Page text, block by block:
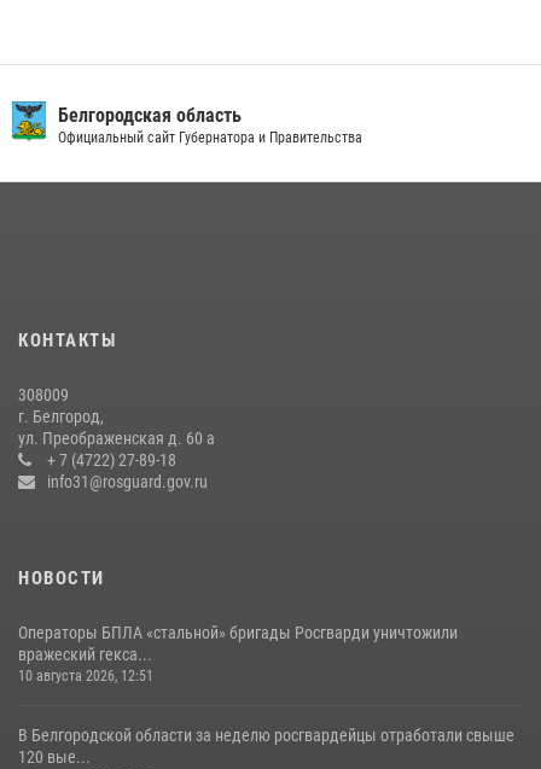
подготовке спецподразделения в эфире радио «России - Белгород»
22 июля 2026, 14:36
Росгвардейцы провели занятия с участницами военно-исторических
сборов «Армата» в Белгородской области
03 августа 2026, 10:12
Белгородская область
Официальный сайт Губернатора и Правительства
КОНТАКТЫ
308009
г. Белгород,
ул. Преображенская д. 60 а
+ 7 (4722) 27-89-18
info31@rosguard.gov.ru
НОВОСТИ
Операторы БПЛА «стальной» бригады Росгварди уничтожили
вражеский гекса...
10 августа 2026, 12:51
В Белгородской области за неделю росгвардейцы отработали свыше
120 вые...